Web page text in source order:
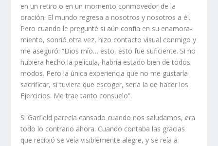
en un retiro o en un momento conmovedor de la
oración. El mundo regresa a nosotros y nosotros a él.
Pero cuando le pregunté si aún confía en su enamora-
miento, sonrió otra vez, hizo contacto visual conmigo y
me aseguró: “Dios mío… esto, esto fue suficiente. Si no
hubiera hecho la película, habría estado bien de todos
modos. Pero la única experiencia que no me gustaría
sacrificar, si tuviera que escoger, sería la de hacer los
Ejercicios. Me trae tanto consuelo”.
Si Garfield parecía cansado cuando nos saludamos, era
todo lo contrario ahora. Cuando contaba las gracias
que recibió se veía visiblemente alegre, y se reía a